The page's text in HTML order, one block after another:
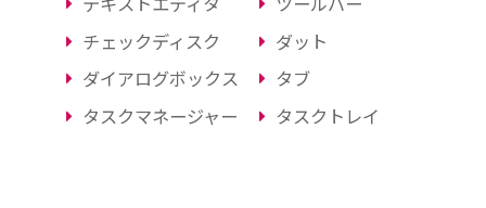
チェックディスク
ダット
ダイアログボックス
タブ
タスクマネージャー
タスクトレイ